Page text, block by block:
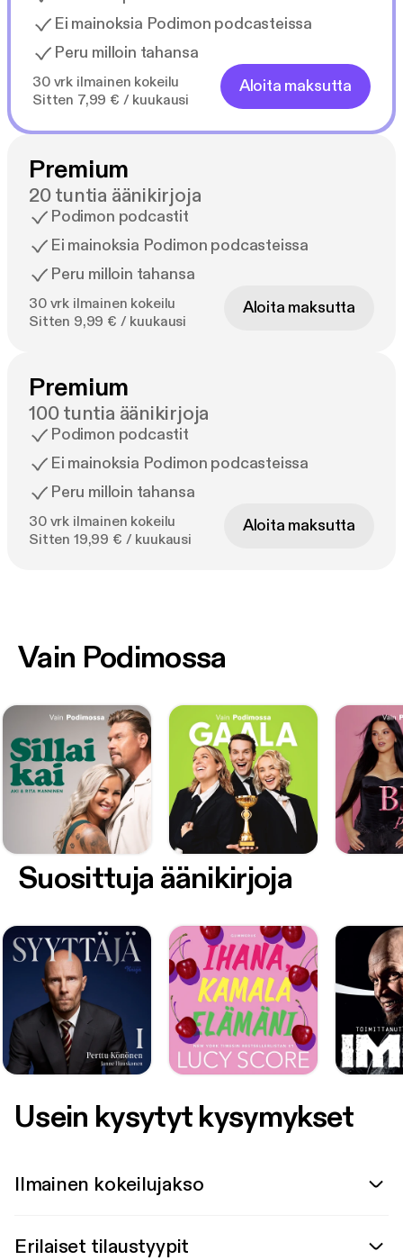
Ei mainoksia Podimon podcasteissa
Peru milloin tahansa
30 vrk ilmainen kokeilu
Sitten 7,99 € / kuukausi
Aloita maksutta
Premium
20 tuntia äänikirjoja
Podimon podcastit
Ei mainoksia Podimon podcasteissa
Peru milloin tahansa
30 vrk ilmainen kokeilu
Sitten 9,99 € / kuukausi
Aloita maksutta
Premium
100 tuntia äänikirjoja
Podimon podcastit
Ei mainoksia Podimon podcasteissa
Peru milloin tahansa
30 vrk ilmainen kokeilu
Sitten 19,99 € / kuukausi
Aloita maksutta
Vain Podimossa
Suosittuja äänikirjoja
Usein kysytyt kysymykset
Ilmainen kokeilujakso
Erilaiset tilaustyypit